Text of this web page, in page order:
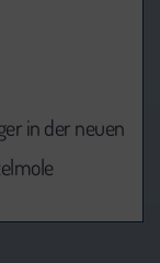
in der neuen